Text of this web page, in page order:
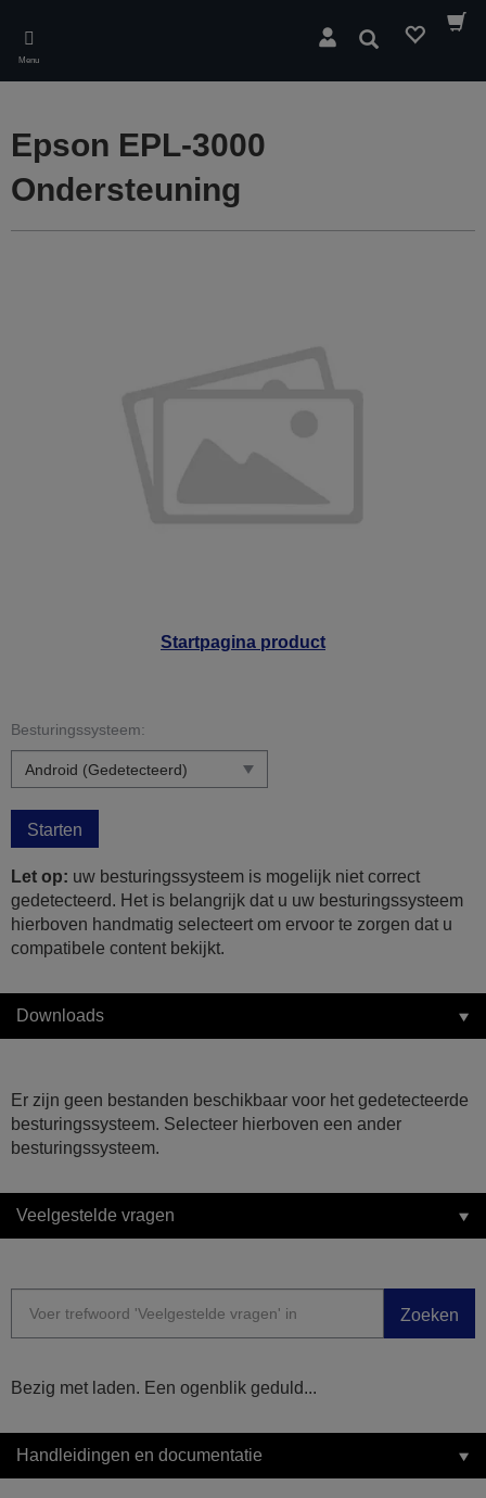
main
content
Menu
Zoeken
Startpagina product
Epson EPL-3000
Ondersteuning
Besturingssysteem:
Starten
Let op: uw besturingssysteem is mogelijk niet correct
gedetecteerd. Het is belangrijk dat u uw besturingssysteem
hierboven handmatig selecteert om ervoor te zorgen dat u
compatibele content bekijkt.
Downloads
Er zijn geen bestanden beschikbaar voor het gedetecteerde
besturingssysteem. Selecteer hierboven een ander
besturingssysteem.
Veelgestelde vragen
Zoeken
Bezig met laden. Een ogenblik geduld...
Handleidingen en documentatie